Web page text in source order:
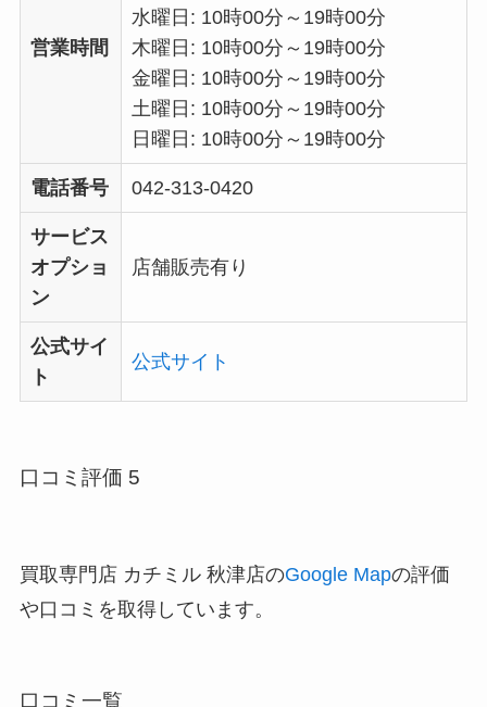
営業時間
水曜日: 10時00分～19時00分
木曜日: 10時00分～19時00分
金曜日: 10時00分～19時00分
土曜日: 10時00分～19時00分
日曜日: 10時00分～19時00分
電話番号 042-313-0420
サービス
オプショ
ン
店舗販売有り
公式サイ
ト
公式サイト
口コミ評価 5
買取専門店 カチミル 秋津店のGoogle Mapの評価
や口コミを取得しています。
口コミ一覧